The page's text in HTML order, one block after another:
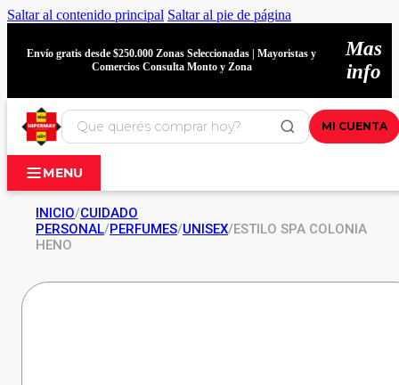
Saltar al contenido principal Saltar al pie de página
Envío gratis desde $250.000 Zonas Seleccionadas | Mayoristas y
Comercios Consulta Monto y Zona
Mas
info
MI CUENTA
MENU
INICIO/CUIDADO
PERSONAL/PERFUMES/UNISEX/ESTILO SPA COLONIA
HENO